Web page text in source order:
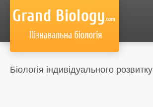
Біологія індивідуального розвитку